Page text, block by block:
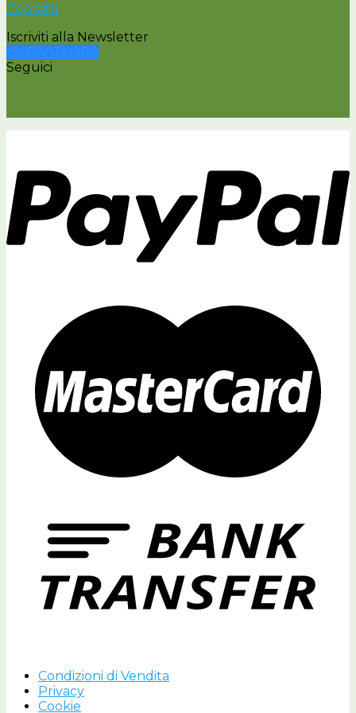
Contatti
Iscriviti alla Newsletter
ISCRIVITI ORA
Seguici
Condizioni di Vendita
Privacy
Cookie